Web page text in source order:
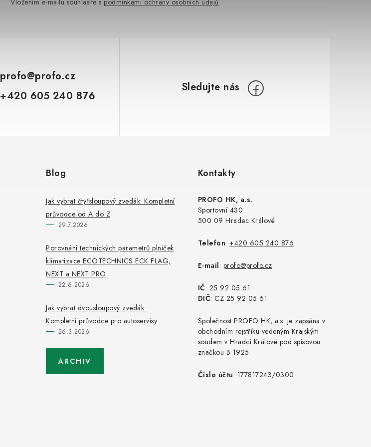
Vložením e-mailu souhlasíte s podmínkami ochrany osobních údajů
profo@profo.cz
+420 605 240 876
Blog
Jak vybrat čtyřsloupový zvedák: Kompletní
průvodce od A do Z
29.7.2026
Porovnání technických parametrů plniček
klimatizace ECOTECHNICS ECK FLAG,
NEXT a NEXT PRO
22.6.2026
Jak vybrat dvousloupový zvedák:
Kompletní průvodce pro autoservisy
26.3.2026
ARCHIV
Kontakty
PROFO HK, a.s.
Sportovní 430
500 09 Hradec Králové
Telefon: +420 605 240 876
E-mail: profo@profo.cz
IČ: 25 92 05 61
DIČ: CZ 25 92 05 61
Společnost PROFO HK, a.s. je zapsána v
obchodním rejstříku vedeným Krajským
soudem v Hradci Králové pod spisovou
značkou B 1925.
Číslo účtu: 177817243/0300